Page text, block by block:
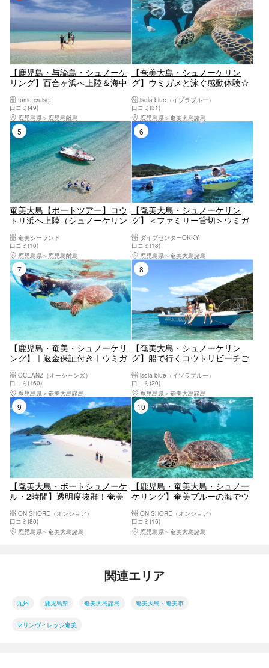
【鹿児島・与論島・シュノーケ
リング】百合ヶ浜へ上陸＆海中
tome cruise
口コミ(49)
鹿児島県
鹿児島離島
【奄美大島・シュノーケリン
グ】ウミガメと泳ぐ感動体験☆
Fプラン》カップル・ファミリ
ーにおすすめ
isola blue（イゾラブルー）
口コミ(31)
鹿児島県
奄美大島諸島
5位
奄美大島【ボートツアー】コウ
トリ浜へ上陸（シュノーケリン
付）当日予約可能！ドローン空
撮、GoPro動画で撮影する写真
の無料プレゼントあり（120
分）※お一人様も可能
奄美シーランド
口コミ(10)
鹿児島県
鹿児島離島
【奄美大島・シュノーケリン
グ】＜ファミリー貸切＞ウミガ
中動画無料プレゼント!!（*小学
生以下のファミリー向け）
ダイブセンターOKKY
口コミ(18)
鹿児島県
奄美大島諸島
7位
【鹿児島・奄美・シュノーケリ
ング】｜返金保証付き｜ウミガ
楽しめる貸切シュノーケル（写
真・動画付）
OCEANZ（オーシャンズ）
口コミ(160)
鹿児島県
奄美大島諸島
【奄美大島・シュノーケリン
グ】船で行くコウトリビーチご
プラン》
isola blue（イゾラブルー）
口コミ(20)
鹿児島県
奄美大島諸島
9位
【奄美大島・ボートシュノーケ
ル・2時間】透明度抜群！奄美
コウトリビーチ上陸付き
ON SHORE（オンショア）
口コミ(80)
鹿児島県
奄美大島諸島
10位
【鹿児島・奄美大島・シュノー
ケリング】奄美ブルーの海でウ
ム【アドバンスコース】
ON SHORE（オンショア）
口コミ(16)
鹿児島県
奄美大島諸島
関連エリア
九州 鹿児島県 奄美大島諸島 奄美大島・奄美市
マリンヴィレッジ奄美